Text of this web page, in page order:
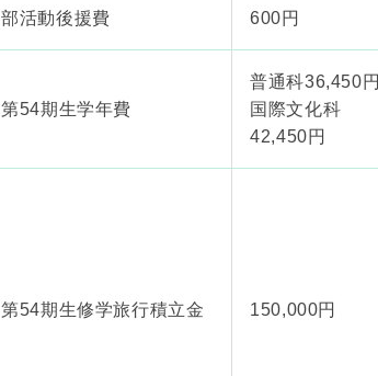
部活動後援費 600円
第54期生学年費
普通科36,450円
国際文化科
42,450円
第54期生修学旅行積立金 150,000円